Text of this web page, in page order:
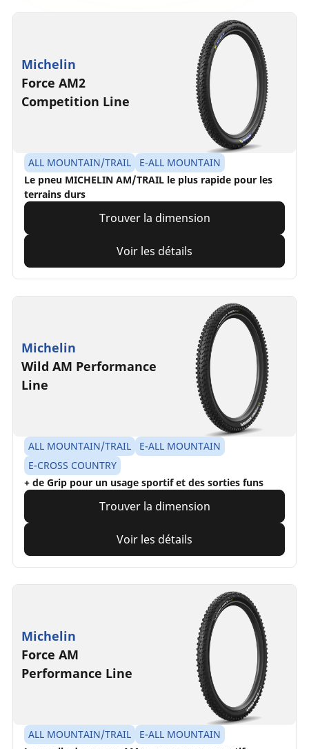
Michelin
Force AM2
Competition Line
ALL MOUNTAIN/TRAIL
E-ALL MOUNTAIN
Le pneu MICHELIN AM/TRAIL le plus rapide pour les
terrains durs
Trouver la dimension
Voir les détails
Michelin
Wild AM Performance
Line
ALL MOUNTAIN/TRAIL
E-ALL MOUNTAIN
E-CROSS COUNTRY
+ de Grip pour un usage sportif et des sorties funs
Trouver la dimension
Voir les détails
Michelin
Force AM
Performance Line
ALL MOUNTAIN/TRAIL
E-ALL MOUNTAIN